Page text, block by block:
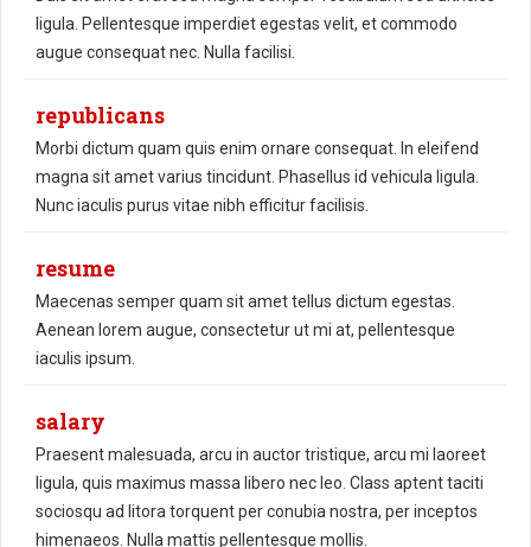
ligula. Pellentesque imperdiet egestas velit, et commodo
augue consequat nec. Nulla facilisi.
republicans
Morbi dictum quam quis enim ornare consequat. In eleifend
magna sit amet varius tincidunt. Phasellus id vehicula ligula.
Nunc iaculis purus vitae nibh efficitur facilisis.
resume
Maecenas semper quam sit amet tellus dictum egestas.
Aenean lorem augue, consectetur ut mi at, pellentesque
iaculis ipsum.
salary
Praesent malesuada, arcu in auctor tristique, arcu mi laoreet
ligula, quis maximus massa libero nec leo. Class aptent taciti
sociosqu ad litora torquent per conubia nostra, per inceptos
himenaeos. Nulla mattis pellentesque mollis.